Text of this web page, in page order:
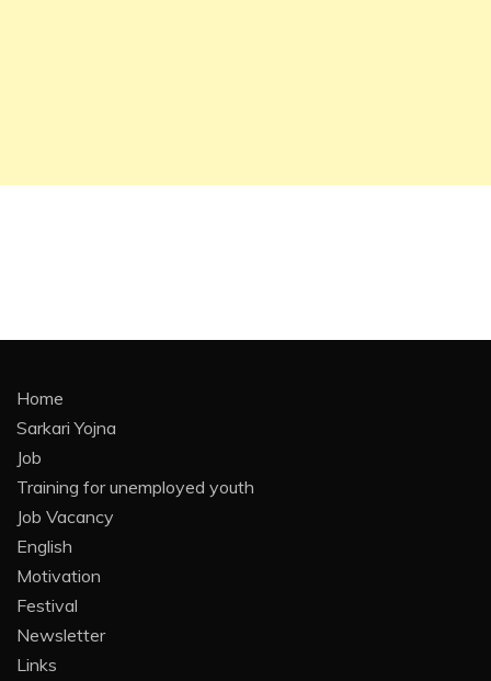
Home
Sarkari Yojna
Job
Training for unemployed youth
Job Vacancy
English
Motivation
Festival
Newsletter
Links